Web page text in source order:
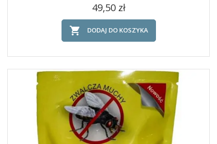
Cena
49,50 zł
 DODAJ DO KOSZYKA